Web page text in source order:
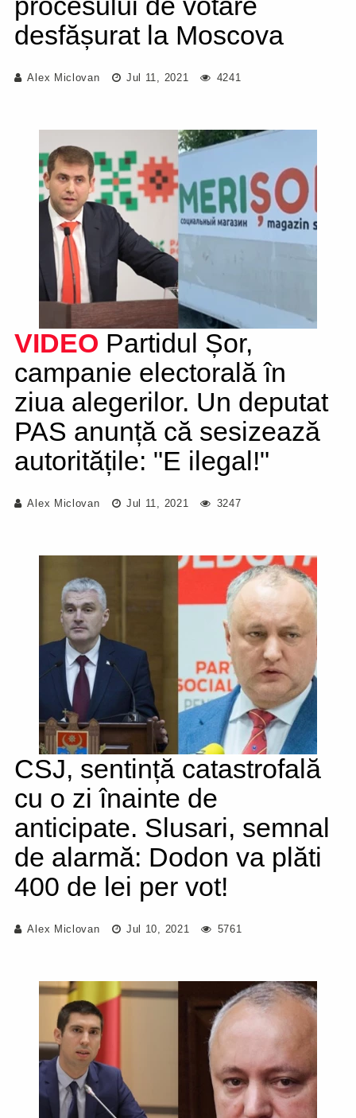
desfășurat la Moscova
Alex Miclovan Jul 11, 2021 4241
VIDEO Partidul Șor,
campanie electorală în
ziua alegerilor. Un deputat
PAS anunță că sesizează
autoritățile: "E ilegal!"
Alex Miclovan Jul 11, 2021 3247
CSJ, sentință catastrofală
cu o zi înainte de
anticipate. Slusari, semnal
de alarmă: Dodon va plăti
400 de lei per vot!
Alex Miclovan Jul 10, 2021 5761